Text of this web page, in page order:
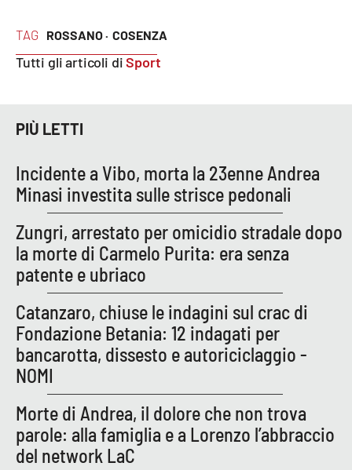
LA
Eventi
Food
Storie
LAC
NETWORK
Lactv.it
Laconair.it
Lacitymag.it
Lacapitalenews.it
TAG ROSSANO · COSENZA
Tutti gli articoli diSport
PIÙ LETTI
Incidente a Vibo, morta la 23enne Andrea
Minasi investita sulle strisce pedonali
Zungri, arrestato per omicidio stradale dopo
la morte di Carmelo Purita: era senza
patente e ubriaco
Catanzaro, chiuse le indagini sul crac di
Fondazione Betania: 12 indagati per
bancarotta, dissesto e autoriciclaggio -
NOMI
Morte di Andrea, il dolore che non trova
parole: alla famiglia e a Lorenzo l’abbraccio
del network LaC